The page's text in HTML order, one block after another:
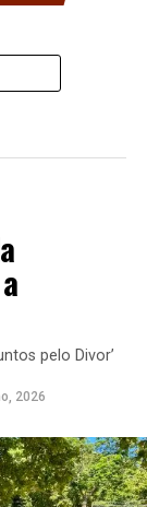
pelo Divor’
2026